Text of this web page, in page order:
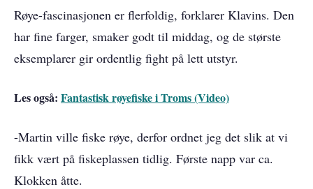
Røye-fascinasjonen er flerfoldig, forklarer Klavins. Den
har fine farger, smaker godt til middag, og de største
eksemplarer gir ordentlig fight på lett utstyr.
Les også: Fantastisk røyefiske i Troms (Video)
-Martin ville fiske røye, derfor ordnet jeg det slik at vi
fikk vært på fiskeplassen tidlig. Første napp var ca.
Klokken åtte.